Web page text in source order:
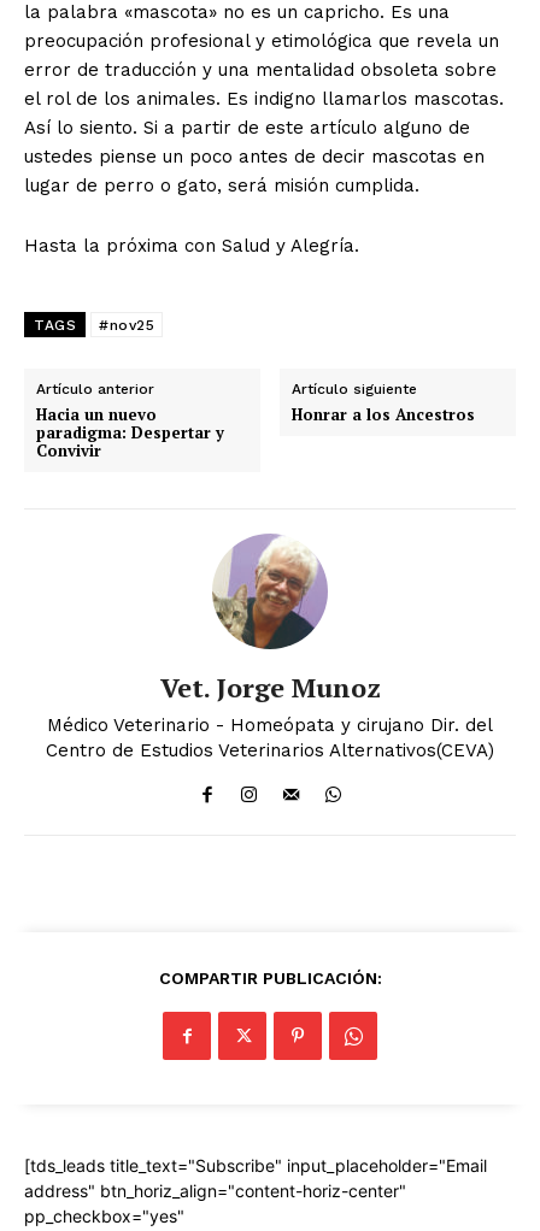
la palabra «mascota» no es un capricho. Es una
preocupación profesional y etimológica que revela un
error de traducción y una mentalidad obsoleta sobre
el rol de los animales. Es indigno llamarlos mascotas.
Así lo siento. Si a partir de este artículo alguno de
ustedes piense un poco antes de decir mascotas en
lugar de perro o gato, será misión cumplida.
Hasta la próxima con Salud y Alegría.
TAGS #nov25
Artículo anterior
Hacia un nuevo
paradigma: Despertar y
Convivir
Artículo siguiente
Honrar a los Ancestros
Vet. Jorge Munoz
Médico Veterinario - Homeópata y cirujano Dir. del
Centro de Estudios Veterinarios Alternativos(CEVA)
COMPARTIR PUBLICACIÓN:
[tds_leads title_text="Subscribe" input_placeholder="Email
address" btn_horiz_align="content-horiz-center"
pp_checkbox="yes"